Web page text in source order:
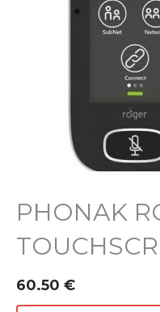
PHONAK
60.50 €